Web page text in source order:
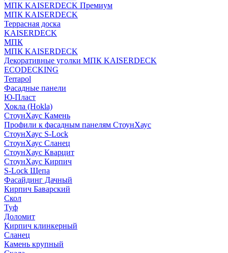
МПК KAISERDECK Премиум
МПК KAISERDECK
Террасная доска
KAISERDECK
МПК
МПК KAISERDECK
Декоративные уголки МПК KAISERDECK
ECODECKING
Terrapol
Фасадные панели
Ю-Пласт
Хокла (Hokla)
СтоунХаус Камень
Профили к фасадным панелям СтоунХаус
СтоунХаус S-Lock
СтоунХаус Сланец
СтоунХаус Кварцит
СтоунХаус Кирпич
S-Lock Щепа
Фасайдинг Дачный
Кирпич Баварский
Скол
Туф
Доломит
Кирпич клинкерный
Сланец
Камень крупный